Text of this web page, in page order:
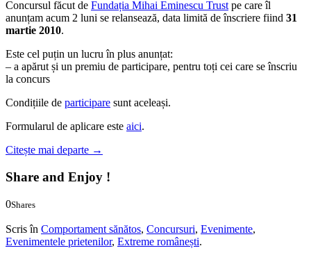
Concursul făcut de Fundația Mihai Eminescu Trustpe care îl
anunțam acum 2 luni se relansează, data limită de înscriere fiind 31
martie 2010.
Este cel puțin un lucru în plus anunțat:
– a apărut și un premiu de participare, pentru toți cei care se înscriu
la concurs
Condițiile de participare sunt aceleași.
Formularul de aplicare este aici.
Citește mai departe →
Share and Enjoy !
0Shares
Scris în Comportament sănătos, Concursuri, Evenimente,
Evenimentele prietenilor, Extreme românești.